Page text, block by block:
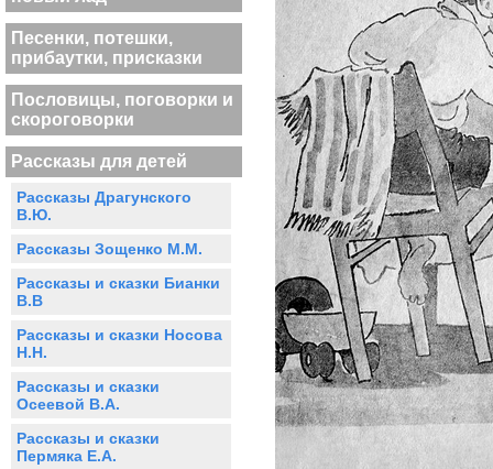
Песенки, потешки,
прибаутки, присказки
Пословицы, поговорки и
скороговорки
Рассказы для детей
Рассказы Драгунского
В.Ю.
Рассказы Зощенко М.М.
Рассказы и сказки Бианки
В.В
Рассказы и сказки Носова
Н.Н.
Рассказы и сказки
Осеевой В.А.
Рассказы и сказки
Пермяка Е.А.